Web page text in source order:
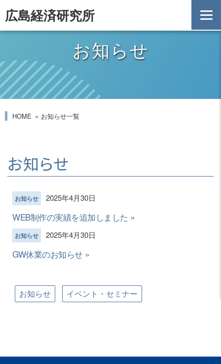
広島経済研究所
お知らせ
HOME お知らせ一覧
お知らせ
お知らせ 2025年4月30日
WEB制作の実績を追加しました
お知らせ 2025年4月30日
GW休業のお知らせ
お知らせ イベント・セミナー